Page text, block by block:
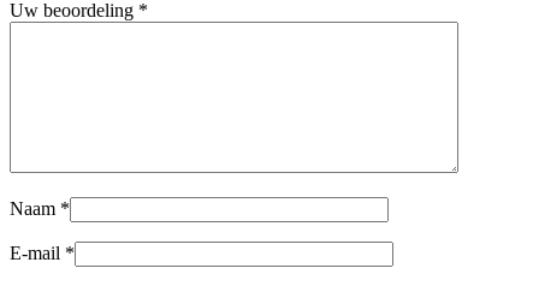
Uw beoordeling *
Naam *
E-mail *